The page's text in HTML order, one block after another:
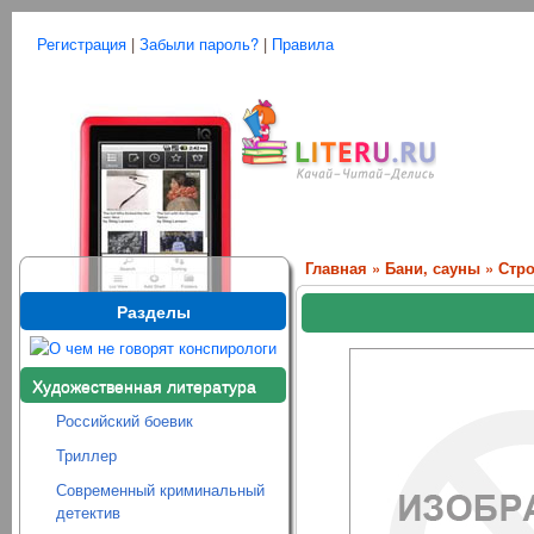
Регистрация | Забыли пароль? | Правила
Разделы
Художественная литература
Российский боевик
Триллер
Современный криминальный
детектив
Главная » Бани, сауны »